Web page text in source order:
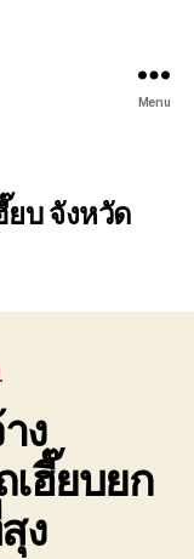
Menu
ยบ จังหวัด
ง
ฮี๊ยบยก
ง